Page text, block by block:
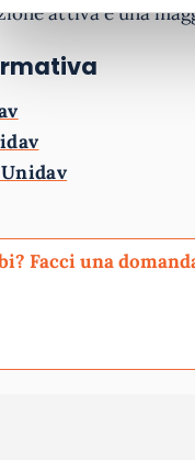
attiva e una
affinché un cookie salvi i